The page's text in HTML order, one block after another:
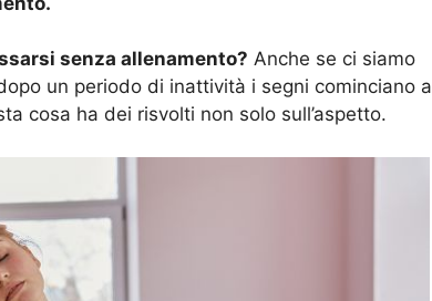
senza allenamento? Anche se ci siamo
un periodo di inattività i segni cominciano a
cosa ha dei risvolti non solo sull’aspetto.